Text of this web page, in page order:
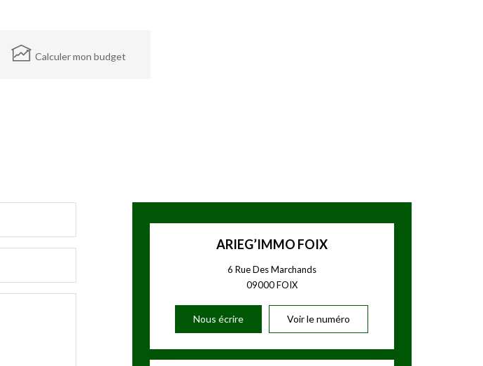
Calculer mon budget
ARIEG’IMMO FOIX
6 Rue Des Marchands
09000FOIX
Nous écrire Voir le numéro